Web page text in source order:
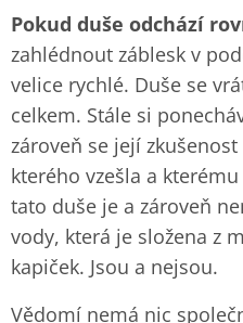
Pokud duše odchází
zahlédnout záblesk v
velice rychlé. Duše se
celkem. Stále si
zároveň se její
kterého vzešla a
tato duše je a zároveň
vody, která je složena z
kapiček. Jsou a nejsou.
Vědomí nemá nic